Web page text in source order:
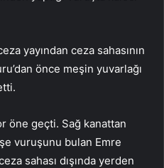
yayından ceza sahasının
önce meşin yuvarlağı
öne geçti. Sağ kanattan
vuruşunu bulan Emre
sahası dışında yerden